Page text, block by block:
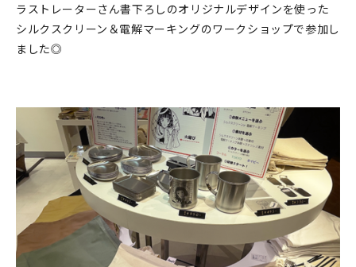
在庫限り
おすすめ特集
読みもの
イベント・ワークショップ
ギャラリー
おしらせ
ラストレーターさん書下ろしのオリジナルデザインを使った
シルクスクリーン＆電解マーキングのワークショップで参加し
ました◎